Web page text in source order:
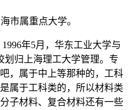
市属重点大学。
年5月，华东工业大学与
划归上海理工大学管理。专
，属于中上等那种的，工科
属于工科类的，所以材料类
子材料、复合材料还有一些